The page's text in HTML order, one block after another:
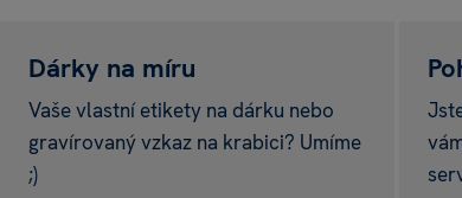
Dárky na míru
Vaše vlastní etikety na dárku nebo
gravírovaný vzkaz na krabici? Umíme
;)